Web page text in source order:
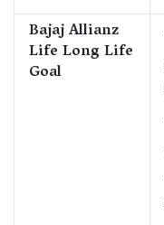
Bajaj Allianz
Life Long Life
Goal